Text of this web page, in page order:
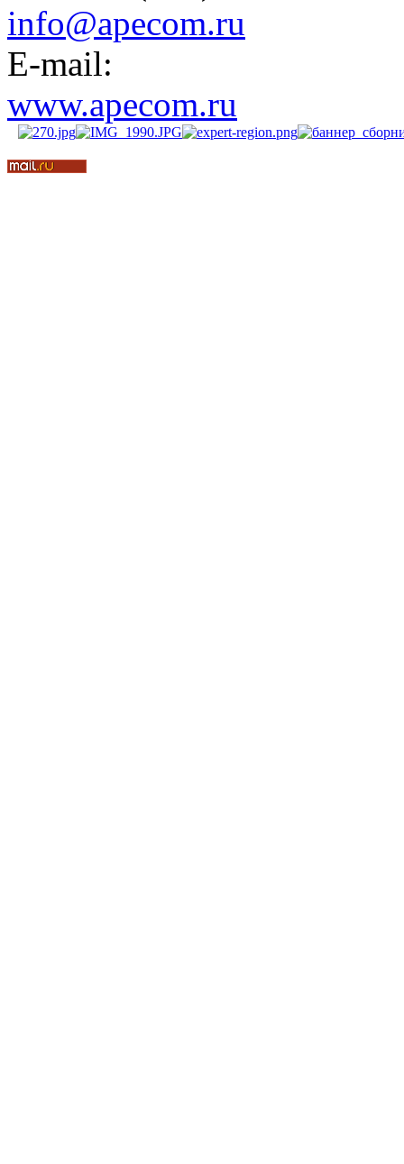
info@apecom.ru
E-mail:
www.apecom.ru